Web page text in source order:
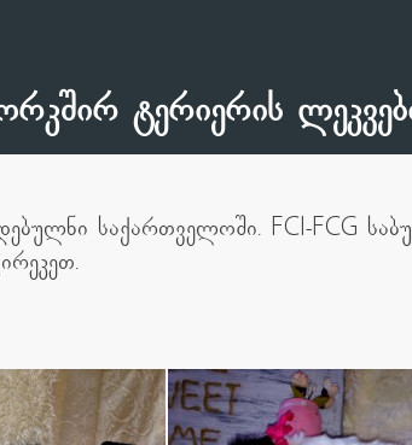
ტერიერის
საქართველოში. FCI-FCG